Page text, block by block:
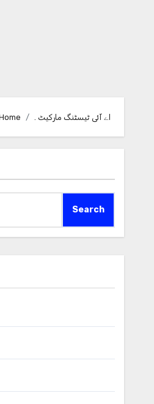
. اے آئی ٹیسٹنگ مارکیٹ
Search